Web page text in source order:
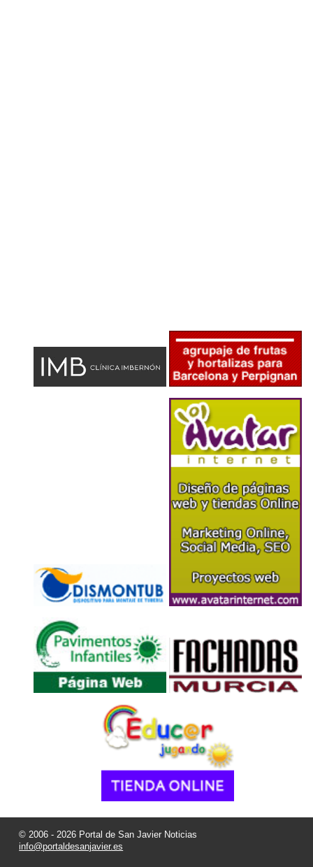
© 2006 - 2026 Portal de San Javier Noticias
info@portaldesanjavier.es